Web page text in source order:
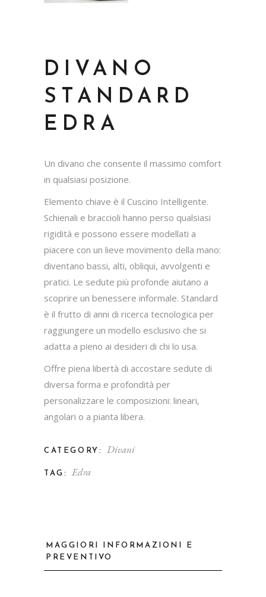
DIVANO
STANDARD
EDRA
Un divano che consente il massimo comfort
in qualsiasi posizione.
Elemento chiave è il Cuscino Intelligente.
Schienali e braccioli hanno perso qualsiasi
rigidità e possono essere modellati a
piacere con un lieve movimento della mano:
diventano bassi, alti, obliqui, avvolgenti e
pratici. Le sedute più profonde aiutano a
scoprire un benessere informale. Standard
è il frutto di anni di ricerca tecnologica per
raggiungere un modello esclusivo che si
adatta a pieno ai desideri di chi lo usa.
Offre piena libertà di accostare sedute di
diversa forma e profondità per
personalizzare le composizioni: lineari,
angolari o a pianta libera.
CATEGORY: Divani
TAG: Edra
MAGGIORI INFORMAZIONI E
PREVENTIVO